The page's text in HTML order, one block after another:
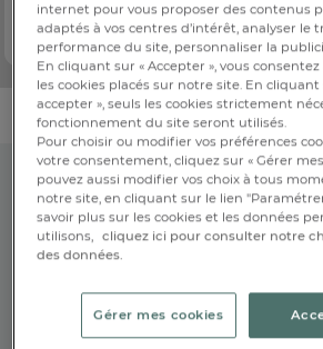
FR DE
BE
CH
Dès139,00 €
3 coloris
internet pour vous proposer des contenus
adaptés à vos centres d’intérêt, analyser le
performance du site, personnaliser la
En cliquant sur « Accepter », vous
les cookies placés sur notre site. En
accepter », seuls les cookies strictement
fonctionnement du site seront utilisés.
Pour choisir ou modifier vos préférences
votre consentement, cliquez sur « Gérer mes
pouvez aussi modifier vos choix à tous
notre site, en cliquant sur le lien
savoir plus sur les cookies et les données
utilisons, cliquez ici pour consulter notre
des données.
Gérer mes cookies